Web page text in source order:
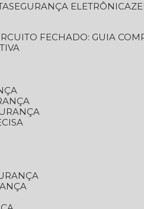
SEGURANÇA ELETRÔNICA
FECHADO: GUIA